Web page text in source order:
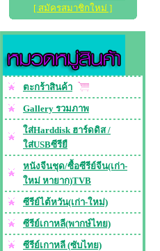
[ สมัครสมาชิกใหม่ ]
ตะกร้าสินค้า
Gallery รวมภาพ
ใส่Harddisk ฮาร์ดดิส /
ใส่USBซีรียื
หนังจีนชุด/ซื้อซีรีย์จีน(เก่า-
ใหม่ หายาก)TVB
ซีรีย์ไต้หวัน(เก่า-ใหม่)
ซีรีย์เกาหลี(พากษ์ไทย)
ซีรีย์เกาหลี (ซับไทย)